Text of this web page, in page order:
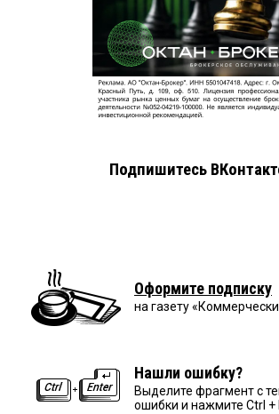
Подпишитесь
Оформите подписку
на газету
Нашли ошибку?
Выделите фрагмент с
ошибки и нажмите Ctrl +